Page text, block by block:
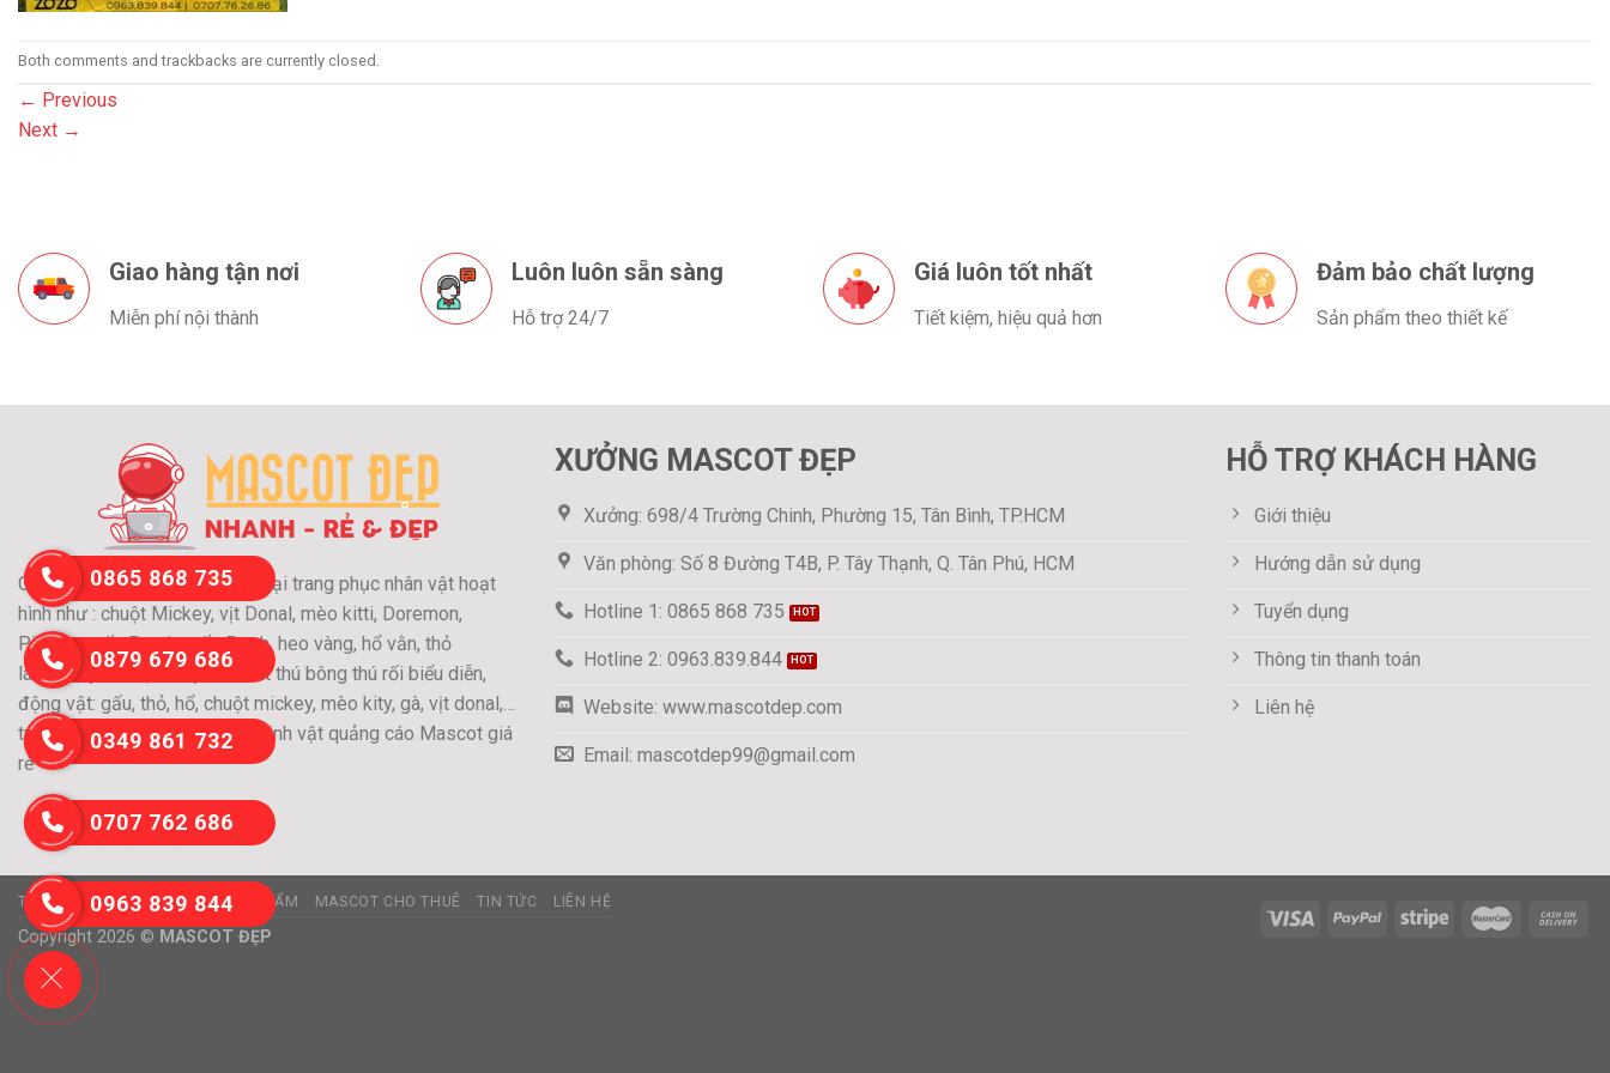
Both comments and trackbacks are currently closed.
← Previous
Next →
Giao hàng tận nơi
Miễn phí nội thành
Luôn luôn sẵn sàng
Hỗ trợ 24/7
Giá luôn tốt nhất
Tiết kiệm, hiệu quả hơn
Đảm bảo chất lượng
Sản phẩm theo thiết kế
Chuyên may và cho thuê các loại trang phục nhân vật hoạt
hình như : chuột Mickey, vịt Donal, mèo kitti, Doremon,
Pikachu, gấu Panda, gấu Pooh, heo vàng, hổ vằn, thỏ
láu….Chuyên nhận may Mascot thú bông thú rối biểu diễn,
động vật: gấu, thỏ, hổ, chuột mickey, mèo kity, gà, vịt donal,…
trang phục nhân vật hoạt hình,linh vật quảng cáo Mascot giá
rẻ
XƯỞNG MASCOT ĐẸP
Xưởng: 698/4 Trường Chinh, Phường 15, Tân Bình, TP.HCM
Văn phòng: Số 8 Đường T4B, P. Tây Thạnh, Q. Tân Phú, HCM
Hotline 1: 0865 868 735
Hotline 2: 0963.839.844
Website: www.mascotdep.com
Email: mascotdep99@gmail.com
HỖ TRỢ KHÁCH HÀNG
Giới thiệu
Hướng dẫn sử dụng
Tuyển dụng
Thông tin thanh toán
Liên hệ
TRANG CHỦ GIỚI THIỆU SẢN PHẨM MASCOT CHO THUÊ TIN TỨC LIÊN HỆ
Copyright 2026 © MASCOT ĐẸP
0865 868 735
0879 679 686
0349 861 732
0707 762 686
0963 839 844